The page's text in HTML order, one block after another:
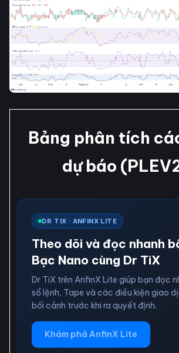
Bảng phân tích
dự báo
DR TIX · ANFINX LITE
Theo dõi và đọc nhanh
Bạc Nano cùng Dr TiX
Dr TiX trên AnfinX Lite giúp bạn đọc
sổ lệnh, Tape và các điều kiện giao
bối cảnh trước khi ra quyết định.
Khám phá AnfinX Lite